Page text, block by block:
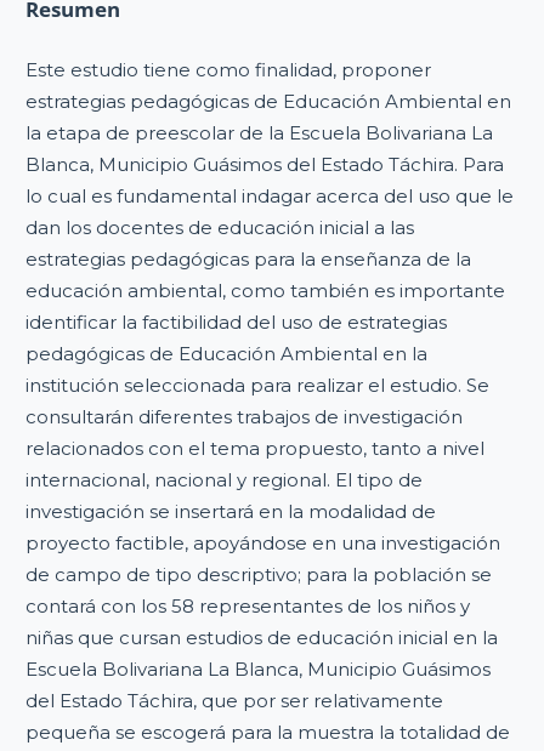
Resumen
Este estudio tiene como finalidad, proponer
estrategias pedagógicas de Educación Ambiental en
la etapa de preescolar de la Escuela Bolivariana La
Blanca, Municipio Guásimos del Estado Táchira. Para
lo cual es fundamental indagar acerca del uso que le
dan los docentes de educación inicial a las
estrategias pedagógicas para la enseñanza de la
educación ambiental, como también es importante
identificar la factibilidad del uso de estrategias
pedagógicas de Educación Ambiental en la
institución seleccionada para realizar el estudio. Se
consultarán diferentes trabajos de investigación
relacionados con el tema propuesto, tanto a nivel
internacional, nacional y regional. El tipo de
investigación se insertará en la modalidad de
proyecto factible, apoyándose en una investigación
de campo de tipo descriptivo; para la población se
contará con los 58 representantes de los niños y
niñas que cursan estudios de educación inicial en la
Escuela Bolivariana La Blanca, Municipio Guásimos
del Estado Táchira, que por ser relativamente
pequeña se escogerá para la muestra la totalidad de